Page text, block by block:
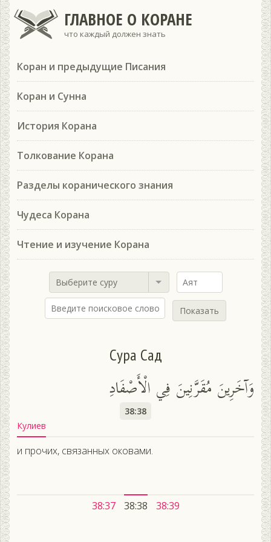
ГЛАВНОЕ О КОРАНЕ
что каждый должен знать
Коран и предыдущие Писания
Коран и Сунна
История Корана
Толкование Корана
Разделы коранического знания
Чудеса Корана
Чтение и изучение Корана
Выберите суру
Показать
Сура Сад
وَآخَرِينَ مُقَرَّنِينَ فِي الْأَصْفَادِ
38:38
Кулиев
и прочих, связанных оковами.
38:37 38:38 38:39